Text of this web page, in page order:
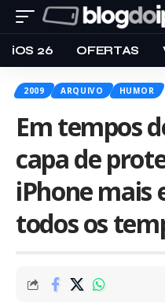
iOS 26 OFERTAS
2009 ARQUIVO HUMOR
Em tempos
capa de
iPhone mais
todos os